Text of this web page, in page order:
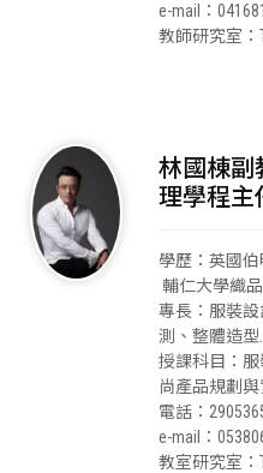
e-mail：
教師研究室：
林國棟副
理學程主
學歷：英國伯
輔仁大學織
專長：服裝
測、整體造型
授課科目：
尚產品規劃與
電話：
e-mail：
教室研究室：